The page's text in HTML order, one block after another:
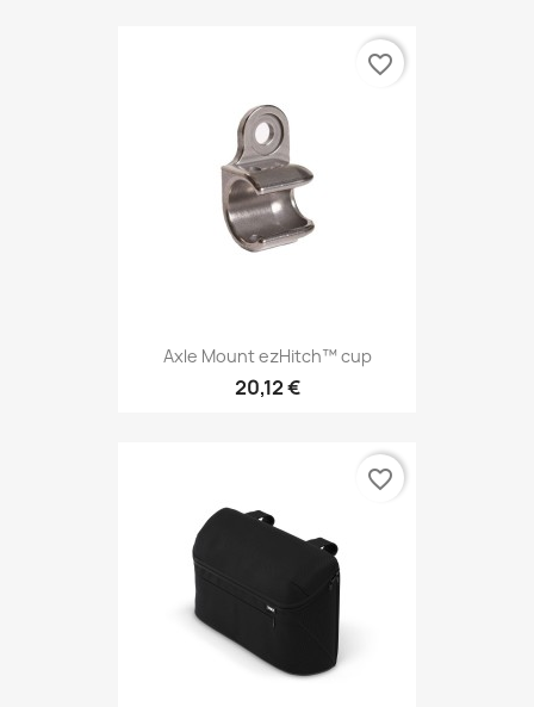
Axle Mount ezHitch™ cup
20,12 €
favorite_border
favorite_border